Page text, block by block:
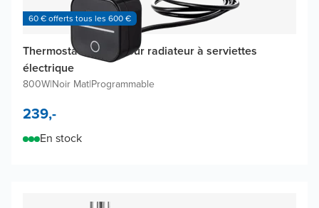
60 € offerts tous les 600 €
Thermostat Vipera pour radiateur à serviettes
électrique
800W|Noir Mat|Programmable
239,-
En stock